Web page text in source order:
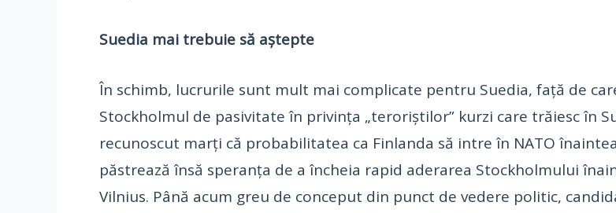
Suedia mai trebuie să aștepte
În schimb, lucrurile sunt mult mai complicate pentru Suedia, faţă de
Stockholmul de pasivitate în privinţa „teroriştilor” kurzi care trăiesc în
recunoscut marţi că probabilitatea ca Finlanda să intre în NATO
păstrează însă speranţa de a încheia rapid aderarea Stockholmului
Vilnius. Până acum greu de conceput din punct de vedere politic,